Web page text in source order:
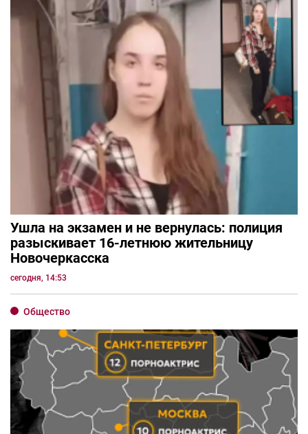
Ушла на экзамен и не вернулась: полиция
разыскивает 16-летнюю жительницу
Новочеркасска
сегодня, 14:53
Общество